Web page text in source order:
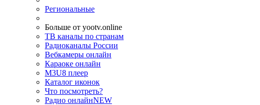
Региональные
Больше от yootv.online
ТВ каналы по странам
Радиоканалы России
Вебкамеры онлайн
Караоке онлайн
M3U8 плеер
Каталог иконок
Что посмотреть?
Радио онлайнNEW